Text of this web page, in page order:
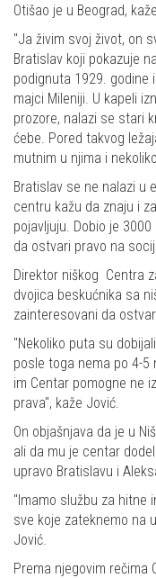
Otišao je u Beograd,
"Ja živim svoj život, on
Bratislav koji pokazuje
podignuta 1929. godine
majci Mileniji. U kapeli
prozore, nalazi se stari
ćebe. Pored takvog
mutnim u njima i
Bratislav se ne nalazi u
centru kažu da znaju i
pojavljuju. Dobio je
da ostvari pravo na
Direktor niškog Centra
dvojica beskućnika sa
zainteresovani da
"Nekoliko puta su
posle toga nema po 4-5
im Centar pomogne ne
prava", kaže Jović.
On objašnjava da je u
ali da mu je centar
upravo Bratislavu i
"Imamo službu za hitne
sve koje zateknemo na
Jović.
Prema njegovim rečima